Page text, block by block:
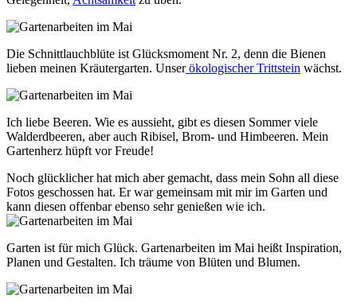
Die Schnittlauchblüte ist Glücksmoment Nr. 2, denn die Bienen
lieben meinen Kräutergarten. Unserökologischer Trittstein wächst.
Ich liebe Beeren. Wie es aussieht, gibt es diesen Sommer viele
Walderdbeeren, aber auch Ribisel, Brom- und Himbeeren. Mein
Gartenherz hüpft vor Freude!
Noch glücklicher hat mich aber gemacht, dass mein Sohn all diese
Fotos geschossen hat. Er war gemeinsam mit mir im Garten und
kann diesen offenbar ebenso sehr genießen wie ich.
Garten ist für mich Glück. Gartenarbeiten im Mai heißt Inspiration,
Planen und Gestalten. Ich träume von Blüten und Blumen.